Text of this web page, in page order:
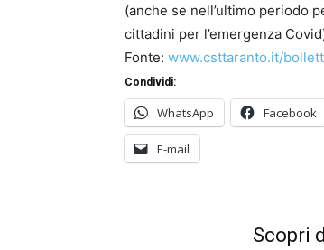
(anche se nell’ultimo periodo
cittadini per l’emergenza
Fonte: www.csttaranto.it/
Condividi:
WhatsApp Facebook
E-mail
Scopri